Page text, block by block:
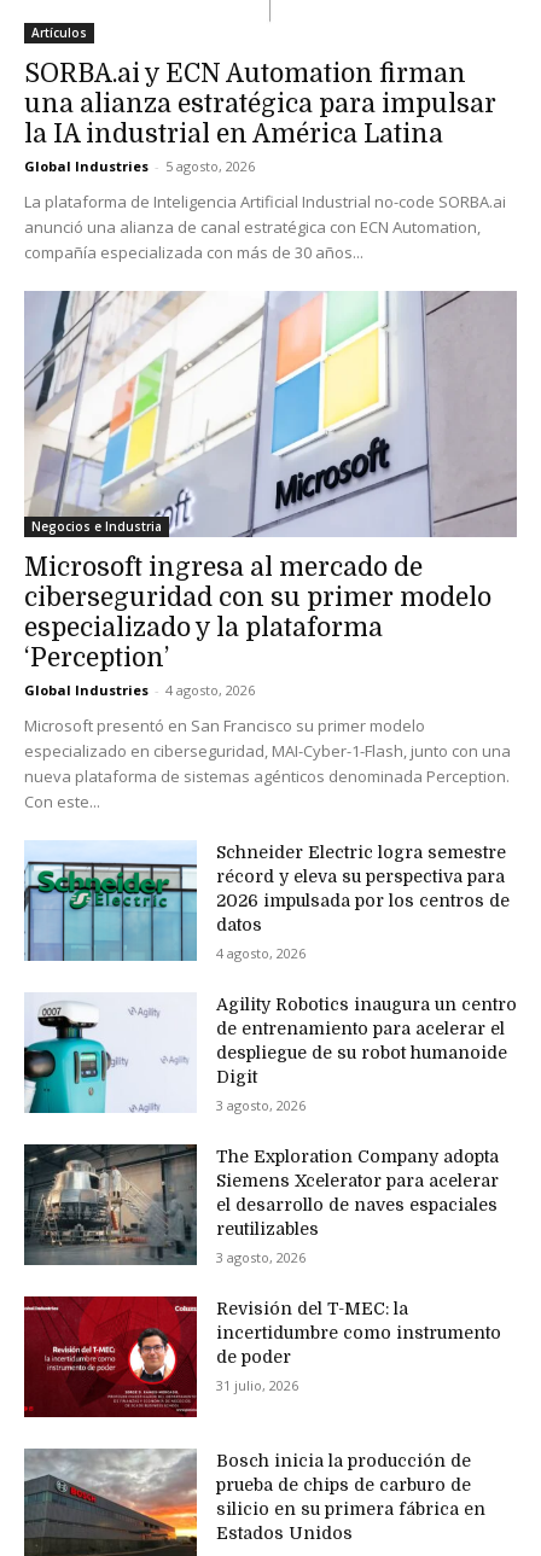
Artículos
SORBA.ai y ECN Automation firman
una alianza estratégica para impulsar
la IA industrial en América Latina
Global Industries - 5 agosto, 2026
La plataforma de Inteligencia Artificial Industrial no-code SORBA.ai
anunció una alianza de canal estratégica con ECN Automation,
compañía especializada con más de 30 años...
Negocios e Industria
Microsoft ingresa al mercado de
ciberseguridad con su primer modelo
especializado y la plataforma
‘Perception’
Global Industries - 4 agosto, 2026
Microsoft presentó en San Francisco su primer modelo
especializado en ciberseguridad, MAI-Cyber-1-Flash, junto con una
nueva plataforma de sistemas agénticos denominada Perception.
Con este...
Schneider Electric logra semestre
récord y eleva su perspectiva para
2026 impulsada por los centros de
datos
4 agosto, 2026
Agility Robotics inaugura un centro
de entrenamiento para acelerar el
despliegue de su robot humanoide
Digit
3 agosto, 2026
The Exploration Company adopta
Siemens Xcelerator para acelerar
el desarrollo de naves espaciales
reutilizables
3 agosto, 2026
Revisión del T-MEC: la
incertidumbre como instrumento
de poder
31 julio, 2026
Bosch inicia la producción de
prueba de chips de carburo de
silicio en su primera fábrica en
Estados Unidos